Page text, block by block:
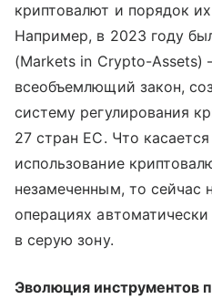
криптовалют и порядок
Например, в 2023 году
(Markets in Crypto-
всеобъемлющий закон,
систему регулирования
27 стран ЕС. Что
использование
незамеченным, то сейчас
операциях автоматически
в серую зону.
Эволюция инструментов